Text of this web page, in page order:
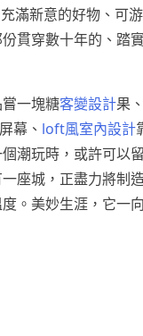
滿新意的好物、可
貫穿數十年的、踏
一塊糖客變設計果
幕、 loft風室內設計
潮玩時，或許可以
座城，正盡力將制
。美妙生涯，它一